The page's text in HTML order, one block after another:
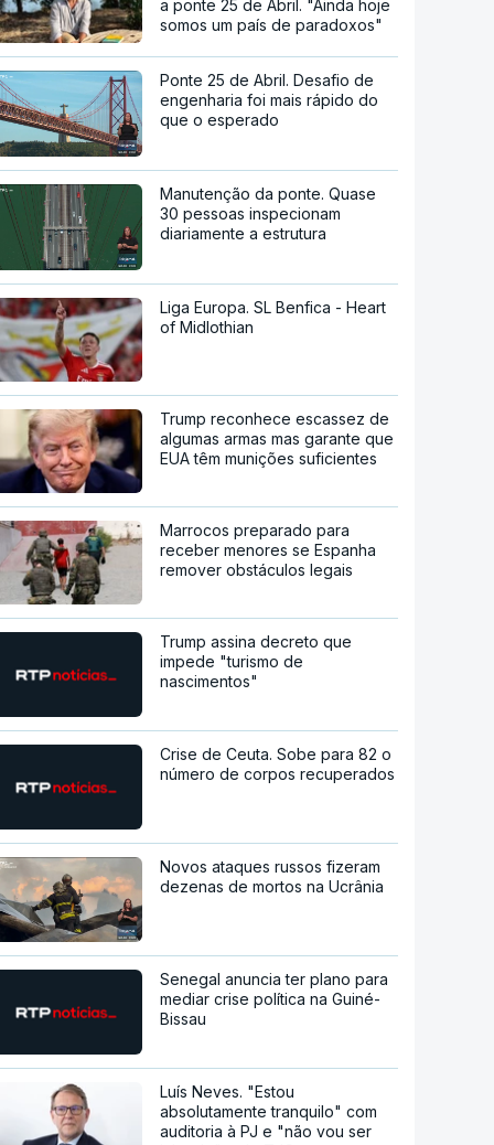
a ponte 25 de Abril. "Ainda hoje
somos um país de paradoxos"
Ponte 25 de Abril. Desafio de
engenharia foi mais rápido do
que o esperado
Manutenção da ponte. Quase
30 pessoas inspecionam
diariamente a estrutura
Liga Europa. SL Benfica - Heart
of Midlothian
Trump reconhece escassez de
algumas armas mas garante que
EUA têm munições suficientes
Marrocos preparado para
receber menores se Espanha
remover obstáculos legais
Trump assina decreto que
impede "turismo de
nascimentos"
Crise de Ceuta. Sobe para 82 o
número de corpos recuperados
Novos ataques russos fizeram
dezenas de mortos na Ucrânia
Senegal anuncia ter plano para
mediar crise política na Guiné-
Bissau
Luís Neves. "Estou
absolutamente tranquilo" com
auditoria à PJ e "não vou ser